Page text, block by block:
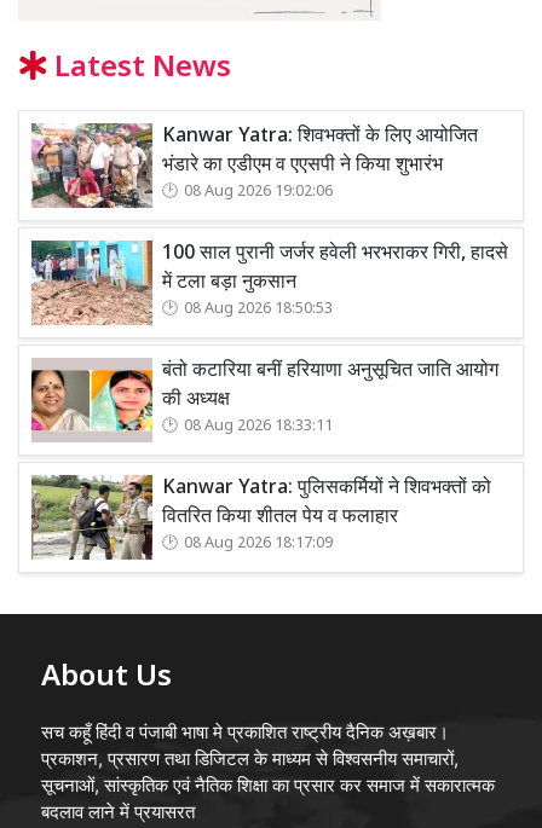
Latest News
Kanwar Yatra: शिवभक्तों के लिए आयोजित
भंडारे का एडीएम व एएसपी ने किया शुभारंभ
08 Aug 2026 19:02:06
100 साल पुरानी जर्जर हवेली भरभराकर गिरी, हादसे
में टला बड़ा नुकसान
08 Aug 2026 18:50:53
बंतो कटारिया बनीं हरियाणा अनुसूचित जाति आयोग
की अध्यक्ष
08 Aug 2026 18:33:11
Kanwar Yatra: पुलिसकर्मियों ने शिवभक्तों को
वितरित किया शीतल पेय व फलाहार
08 Aug 2026 18:17:09
About Us
सच कहूँ हिंदी व पंजाबी भाषा मे प्रकाशित राष्ट्रीय दैनिक अख़बार।
प्रकाशन, प्रसारण तथा डिजिटल के माध्यम से विश्वसनीय समाचारों,
सूचनाओं, सांस्कृतिक एवं नैतिक शिक्षा का प्रसार कर समाज में सकारात्मक
बदलाव लाने में प्रयासरत